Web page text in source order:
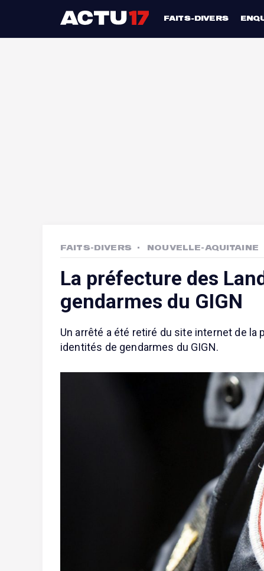
FAITS-DIVERS
FAITS-DIVERS NOUVELLE-AQUITAINE
La préfecture des
gendarmes du GIGN
Un arrêté a été retiré du site internet de
identités de gendarmes du GIGN.